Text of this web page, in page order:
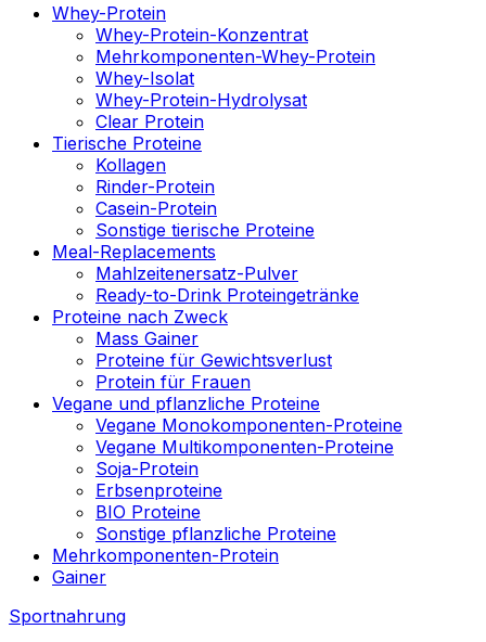
Whey-Protein
Whey-Protein-Konzentrat
Mehrkomponenten-Whey-Protein
Whey-Isolat
Whey-Protein-Hydrolysat
Clear Protein
Tierische Proteine
Kollagen
Rinder-Protein
Casein-Protein
Sonstige tierische Proteine
Meal-Replacements
Mahlzeitenersatz-Pulver
Ready-to-Drink Proteingetränke
Proteine nach Zweck
Mass Gainer
Proteine für Gewichtsverlust
Protein für Frauen
Vegane und pflanzliche Proteine
Vegane Monokomponenten-Proteine
Vegane Multikomponenten-Proteine
Soja-Protein
Erbsenproteine
BIO Proteine
Sonstige pflanzliche Proteine
Mehrkomponenten-Protein
Gainer
Sportnahrung